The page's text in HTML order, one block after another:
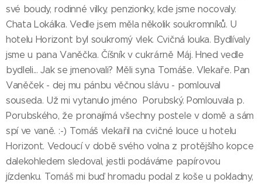
své boudy, rodinné vilky, penzionky, kde jsme nocovaly.
Chata Lokálka. Vedle jsem měla několik soukromníků. U
hotelu Horizont byl soukromý vlek. Cvičná louka. Bydlívaly
jsme u pana Vaněčka. Číšník v cukrárně Máj. Hned vedle
bydleli... Jak se jmenovali? Měli syna Tomáše. Vlekaře. Pan
Vaněček - dej mu pánbu věčnou slávu - pomlouval
souseda. Už mi vytanulo jméno Porubský. Pomlouvala p.
Porubského, že pronajímá všechny postele v domě a sám
spí ve vaně. :-) Tomáš vlekařil na cvičné louce u hotelu
Horizont. Vedoucí v době svého volna z protějšího kopce
dalekohledem sledoval, jestli podáváme papírovou
jízdenku. Tomáš mi buď hromadu podal z koše u pokladny,